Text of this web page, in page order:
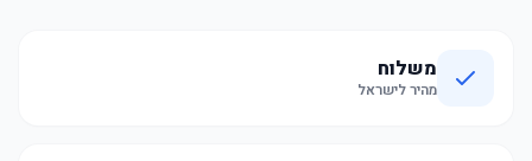
משלוח
מהיר לישראל